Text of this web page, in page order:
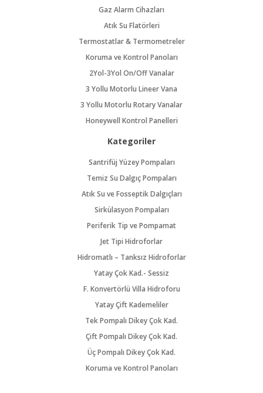
Gaz Alarm Cihazları
Atık Su Flatörleri
Termostatlar & Termometreler
Koruma ve Kontrol Panoları
2Yol-3Yol On/Off Vanalar
3 Yollu Motorlu Lineer Vana
3 Yollu Motorlu Rotary Vanalar
Honeywell Kontrol Panelleri
Kategoriler
Santrifüj Yüzey Pompaları
Temiz Su Dalgıç Pompaları
Atık Su ve Fosseptik Dalgıçları
Sirkülasyon Pompaları
Periferik Tip ve Pompamat
Jet Tipi Hidroforlar
Hidromatlı – Tanksız Hidroforlar
Yatay Çok Kad.- Sessiz
F. Konvertörlü Villa Hidroforu
Yatay Çift Kademeliler
Tek Pompalı Dikey Çok Kad.
Çift Pompalı Dikey Çok Kad.
Üç Pompalı Dikey Çok Kad.
Koruma ve Kontrol Panoları